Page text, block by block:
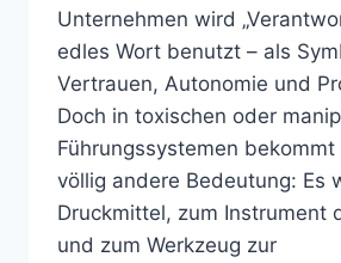
Unternehmen wird
edles Wort benutzt – als
Vertrauen, Autonomie und
Doch in toxischen oder
Führungssystemen
völlig andere Bedeutung: Es
Druckmittel, zum Instrument
und zum Werkzeug zur